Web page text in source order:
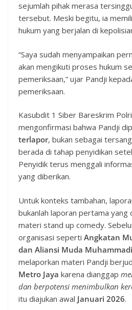
sejumlah pihak merasa
tersebut. Meski begitu, ia
hukum yang berjalan di
“Saya sudah menyampaikan
akan mengikuti proses hukum
pemeriksaan,” ujar Pandji
pemeriksaan.
Kasubdit 1 Siber Bareskrim
mengonfirmasi bahwa Pandji
terlapor, bukan sebagai
berada di tahap penyidikan
Penyidik terus menggali
yang diberikan.
Untuk konteks tambahan,
bukanlah laporan pertama
materi stand up comedy.
organisasi seperti Angkatan
dan Aliansi Muda
melaporkan materi Pandji
Metro Jaya karena dianggap
dan berpotensi menimbulkan
itu diajukan awal Januari 2026.